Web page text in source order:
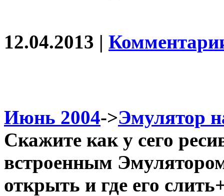
12.04.2013 |
Июнь 2004->Эмулятор
Скажите как у сего
встроенным
открыть и где его